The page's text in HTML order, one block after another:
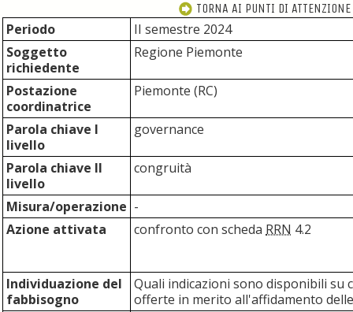
TORNA AI PUNTI DI ATTENZIONE
Periodo
II semestre 2024
Soggetto
richiedente
Regione Piemonte
Postazione
coordinatrice
Piemonte (RC)
Parola chiave I
livello
governance
Parola chiave II
livello
congruità
Misura/operazione -
Azione attivata
confronto con scheda RRN 4.2
Individuazione del
fabbisogno
Quali indicazioni sono disponibili su
offerte in merito all'affidamento